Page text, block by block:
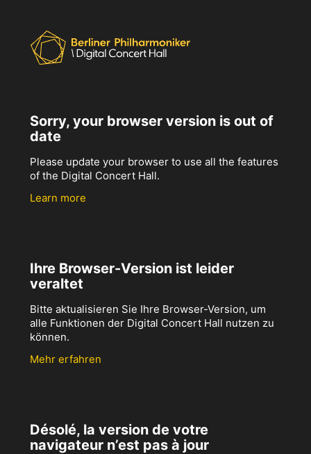
Sorry, your browser version is out of
date
Please update your browser to use all the features
of the Digital Concert Hall.
Learn more
Ihre Browser-Version ist leider
veraltet
Bitte aktualisieren Sie Ihre Browser-Version, um
alle Funktionen der Digital Concert Hall nutzen zu
können.
Mehr erfahren
Désolé, la version de votre
navigateur n’est pas à jour